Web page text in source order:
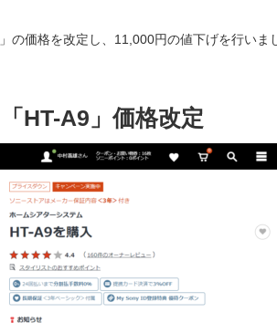
の価格を改定し、11,000円の値下げを行いま
HT-A9」価格改定